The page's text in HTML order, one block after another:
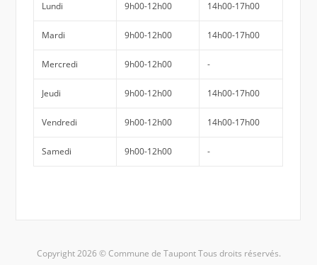
Lundi 9h00-12h00 14h00-17h00
Mardi 9h00-12h00 14h00-17h00
Mercredi 9h00-12h00 -
Jeudi 9h00-12h00 14h00-17h00
Vendredi 9h00-12h00 14h00-17h00
Samedi 9h00-12h00 -
Copyright 2026 © Commune de Taupont Tous droits réservés.